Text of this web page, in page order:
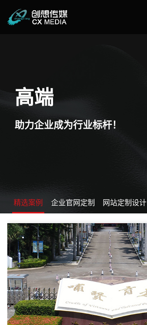
高端
助力企业成为行业标杆！
精选案例 企业官网定制 网站定制设计